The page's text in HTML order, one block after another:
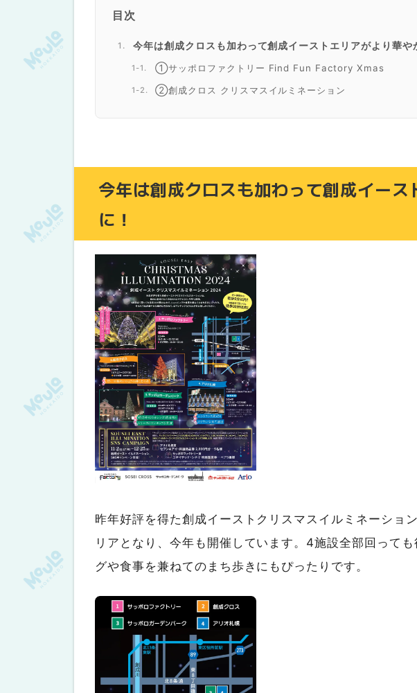
目次
今年は創成クロスも加わって創成イーストエリアがより華や
①サッポロファクトリー Find Fun Factory Xmas
②創成クロス クリスマスイルミネーション
今年は創成クロスも加わって創成イー
に！
昨年好評を得た創成イーストクリスマスイルミネーショ
リアとなり、今年も開催しています。4施設全部回って
グや食事を兼ねてのまち歩きにもぴったりです。